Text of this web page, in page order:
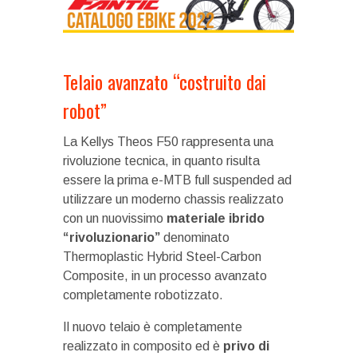
Telaio avanzato “costruito dai
robot”
La Kellys Theos F50 rappresenta una
rivoluzione tecnica, in quanto risulta
essere la prima e-MTB full suspended ad
utilizzare un moderno chassis realizzato
con un nuovissimo materiale ibrido
“rivoluzionario” denominato
Thermoplastic Hybrid Steel-Carbon
Composite, in un processo avanzato
completamente robotizzato.
Il nuovo telaio è completamente
realizzato in composito ed è privo di